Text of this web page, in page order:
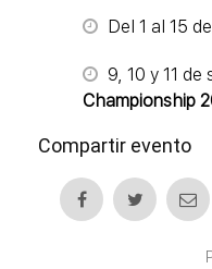
Del 1 al 15
9, 10 y 11
Championship
Compartir evento